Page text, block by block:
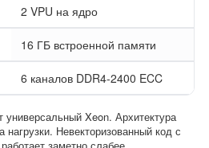
2 VPU на ядро
16 ГБ встроенной памяти
6 каналов DDR4-2400 ECC
универсальный Xeon. Архитектура
нагрузки. Невекторизованный код с
заметно слабее